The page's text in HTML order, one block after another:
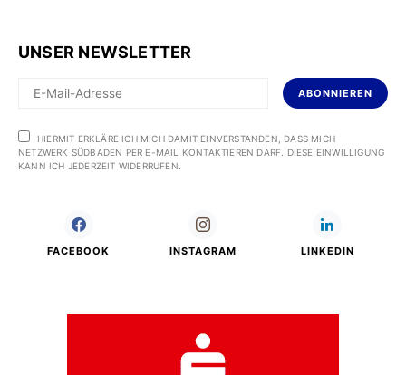
UNSER NEWSLETTER
ABONNIEREN
HIERMIT ERKLÄRE ICH MICH DAMIT EINVERSTANDEN, DASS MICH
NETZWERK SÜDBADEN PER E-MAIL KONTAKTIEREN DARF. DIESE EINWILLIGUNG
KANN ICH JEDERZEIT WIDERRUFEN.
FACEBOOK INSTAGRAM LINKEDIN